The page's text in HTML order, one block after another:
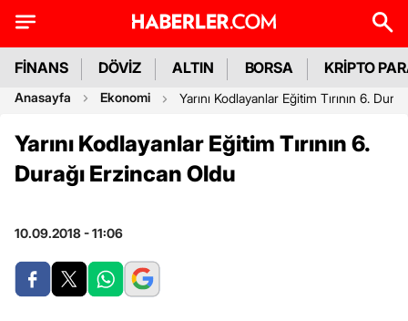
FİNANS DÖVİZ ALTIN BORSA KRİPTO
Anasayfa Ekonomi Yarını Kodlayanlar Eğitim Tırının 6.
Yarını Kodlayanlar Eğitim Tırının 6.
Durağı Erzincan Oldu
10.09.2018 - 11:06